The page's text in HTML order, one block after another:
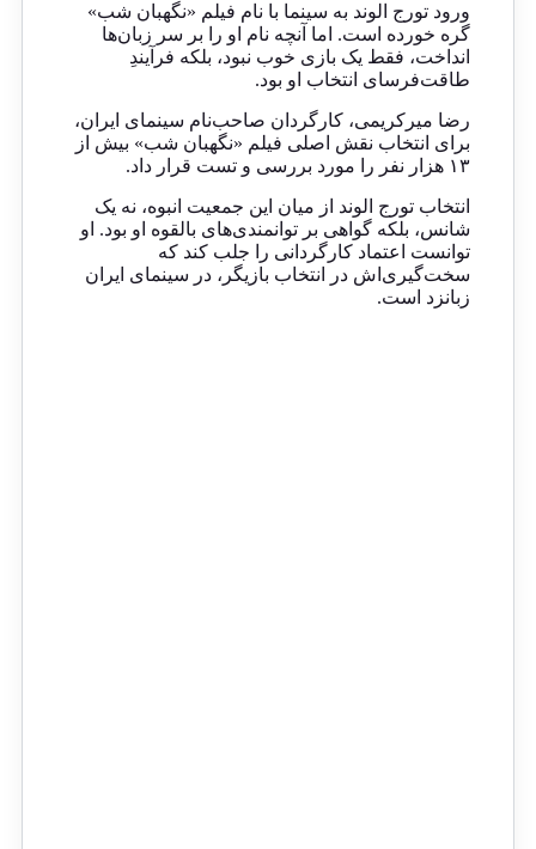
ورود تورج الوند به سینما با نام فیلم «نگهبان شب»
گره خورده است. اما آنچه نام او را بر سر زبان‌ها
انداخت، فقط یک بازی خوب نبود، بلکه فرآیندِ
طاقت‌فرسای انتخاب او بود.
رضا میرکریمی، کارگردان صاحب‌نام سینمای ایران،
برای انتخاب نقش اصلی فیلم «نگهبان شب» بیش از
۱۳ هزار نفر را مورد بررسی و تست قرار داد.
انتخاب تورج الوند از میان این جمعیت انبوه، نه یک
شانس، بلکه گواهی بر توانمندی‌های بالقوه او بود. او
توانست اعتماد کارگردانی را جلب کند که
سخت‌گیری‌اش در انتخاب بازیگر، در سینمای ایران
زبانزد است.